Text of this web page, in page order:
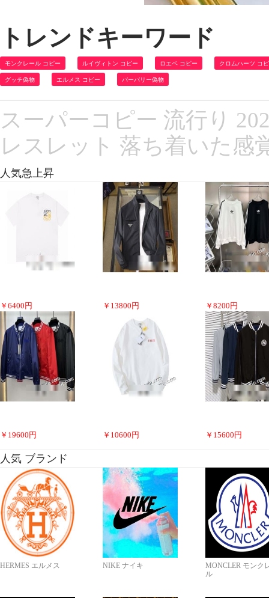
トレンドキーワード
モンクレール コピー ルイヴィトン コピー ロエベ コピー クロムハーツ コ
グッチ偽物 エルメス コピー バーバリー偽物
スーパーコピー 流行り
レスレット 落ち着いた感
人気急上昇
￥ 6400 円 ￥ 13800 円 ￥ 8200 円
￥ 19600 円 ￥ 10600 円 ￥ 15600 円
人気 ブランド
HERMES エルメス NIKE ナイキ
MONCLER モンク
ル